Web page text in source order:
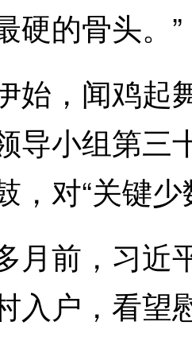
硬的骨头。”
，闻鸡起
导小组第三
，对“关键
前，习近
入户，看望